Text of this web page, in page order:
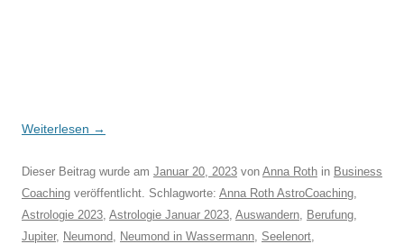
Weiterlesen →
Dieser Beitrag wurde am Januar 20, 2023 von Anna Roth in Business
Coaching veröffentlicht. Schlagworte: Anna Roth AstroCoaching,
Astrologie 2023, Astrologie Januar 2023, Auswandern, Berufung,
Jupiter, Neumond, Neumond in Wassermann, Seelenort,